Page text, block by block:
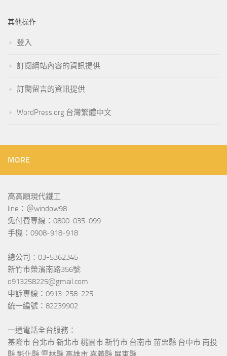
其他操作
登入
訂閱網站內容的資訊提供
訂閱留言的資訊提供
WordPress.org 台灣繁體中文
MORE
高高順現代鐵工
line：＠window98
免付費專線：0800-035-099
手機：0908-918-918
總公司：03-5362345
新竹市榮濱南路356號
o913258225@gmail.com
申訴專線：0913-258-225
統一編號：82239902
一通電話全台服務：
基隆市 台北市 新北市 桃園市 新竹市 台南市 苗栗縣 台中市 南投